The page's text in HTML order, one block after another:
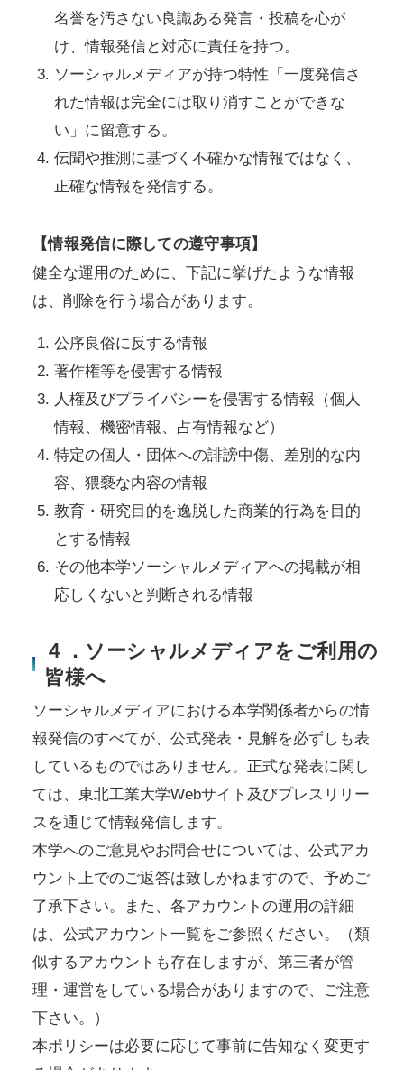
名誉を汚さない良識ある発言・投稿を心が
け、情報発信と対応に責任を持つ。
ソーシャルメディアが持つ特性「一度発信さ
れた情報は完全には取り消すことができな
い」に留意する。
伝聞や推測に基づく不確かな情報ではなく、
正確な情報を発信する。
【情報発信に際しての遵守事項】
健全な運用のために、下記に挙げたような情報
は、削除を行う場合があります。
公序良俗に反する情報
著作権等を侵害する情報
人権及びプライバシーを侵害する情報（個人
情報、機密情報、占有情報など）
特定の個人・団体への誹謗中傷、差別的な内
容、猥褻な内容の情報
教育・研究目的を逸脱した商業的行為を目的
とする情報
その他本学ソーシャルメディアへの掲載が相
応しくないと判断される情報
４．ソーシャルメディアをご利用の
皆様へ
ソーシャルメディアにおける本学関係者からの情
報発信のすべてが、公式発表・見解を必ずしも表
しているものではありません。正式な発表に関し
ては、東北工業大学Webサイト及びプレスリリー
スを通じて情報発信します。
本学へのご意見やお問合せについては、公式アカ
ウント上でのご返答は致しかねますので、予めご
了承下さい。また、各アカウントの運用の詳細
は、公式アカウント一覧をご参照ください。（類
似するアカウントも存在しますが、第三者が管
理・運営をしている場合がありますので、ご注意
下さい。）
本ポリシーは必要に応じて事前に告知なく変更す